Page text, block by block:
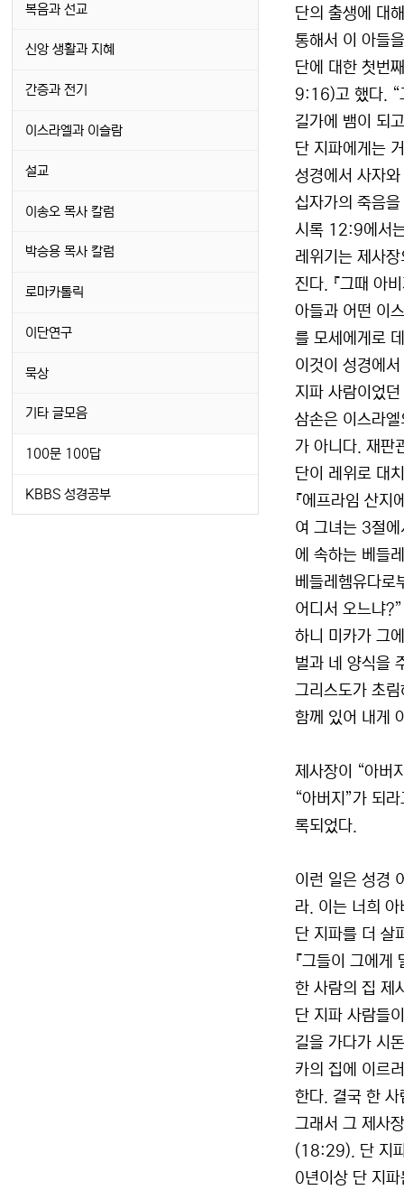
단의 출생에 대
통해서 이 아들
단에 대한 첫번
9:16)고 했다. “
길가에 뱀이 되
단 지파에게는
성경에서 사자
십자가의 죽음
시록 12:9에서
레위기는 제사
진다. 『그때 아
아들과 어떤 이
를 모세에게로
이것이 성경에
지파 사람이었
삼손은 이스라
가 아니다. 재판
단이 레위로 대
『에프라임 산
여 그녀는 3절에
에 속하는 베들
베들레헴유다로
어디서 오느냐
하니 미카가 그
벌과 네 양식을
그리스도가 초
함께 있어 내게
제사장이 “아버
“아버지”가 되
록되었다.
이런 일은 성경
라. 이는 너희
단 지파를 더 살
『그들이 그에
한 사람의 집 제
단 지파 사람들
길을 가다가 시
카의 집에 이르
한다. 결국 한
그래서 그 제사
(18:29). 단 지
0년이상 단 지파
복음과 선교
신앙 생활과 지혜
간증과 전기
이스라엘과 이슬람
설교
이송오 목사 칼럼
박승용 목사 칼럼
로마카톨릭
이단연구
묵상
기타 글모음
100문 100답
KBBS 성경공부